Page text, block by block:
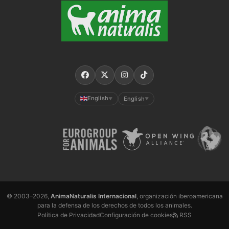
English ▼ English ▼
© 2003–2026, AnimaNaturalis Internacional, organización iberoamericana
para la defensa de los derechos de todos los animales.
Política de PrivacidadConfiguración de cookies RSS